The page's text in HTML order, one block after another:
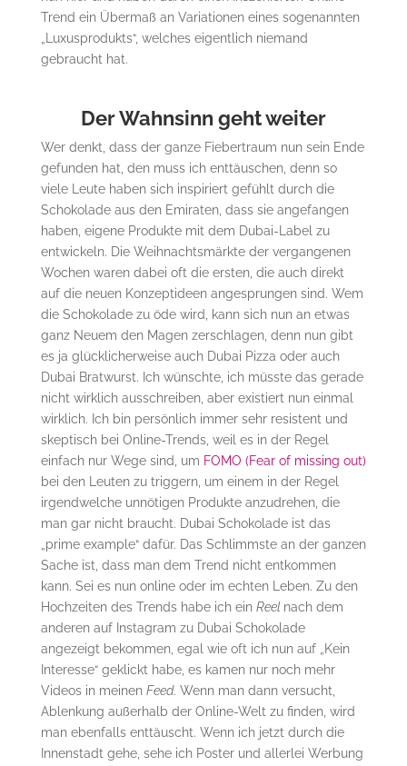
Trend ein Übermaß an Variationen eines sogenannten
„Luxusprodukts“, welches eigentlich niemand
gebraucht hat.
Der Wahnsinn geht weiter
Wer denkt, dass der ganze Fiebertraum nun sein Ende
gefunden hat, den muss ich enttäuschen, denn so
viele Leute haben sich inspiriert gefühlt durch die
Schokolade aus den Emiraten, dass sie angefangen
haben, eigene Produkte mit dem Dubai-Label zu
entwickeln. Die Weihnachtsmärkte der vergangenen
Wochen waren dabei oft die ersten, die auch direkt
auf die neuen Konzeptideen angesprungen sind. Wem
die Schokolade zu öde wird, kann sich nun an etwas
ganz Neuem den Magen zerschlagen, denn nun gibt
es ja glücklicherweise auch Dubai Pizza oder auch
Dubai Bratwurst. Ich wünschte, ich müsste das gerade
nicht wirklich ausschreiben, aber existiert nun einmal
wirklich. Ich bin persönlich immer sehr resistent und
skeptisch bei Online-Trends, weil es in der Regel
einfach nur Wege sind, um FOMO (Fear of missing out)
bei den Leuten zu triggern, um einem in der Regel
irgendwelche unnötigen Produkte anzudrehen, die
man gar nicht braucht. Dubai Schokolade ist das
„prime example“ dafür. Das Schlimmste an der ganzen
Sache ist, dass man dem Trend nicht entkommen
kann. Sei es nun online oder im echten Leben. Zu den
Hochzeiten des Trends habe ich ein Reel nach dem
anderen auf Instagram zu Dubai Schokolade
angezeigt bekommen, egal wie oft ich nun auf „Kein
Interesse“ geklickt habe, es kamen nur noch mehr
Videos in meinen Feed. Wenn man dann versucht,
Ablenkung außerhalb der Online-Welt zu finden, wird
man ebenfalls enttäuscht. Wenn ich jetzt durch die
Innenstadt gehe, sehe ich Poster und allerlei Werbung